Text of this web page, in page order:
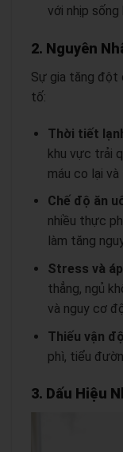
với nhịp sống
2. Nguyên
Sự gia tăng đột
tố:
Thời tiết
khu vực trải
máu co lại
Chế độ ăn
nhiều thực
làm tăng
Stress và
thẳng, ngủ
và nguy cơ
Thiếu vận
phì, tiểu
3. Dấu Hiệu